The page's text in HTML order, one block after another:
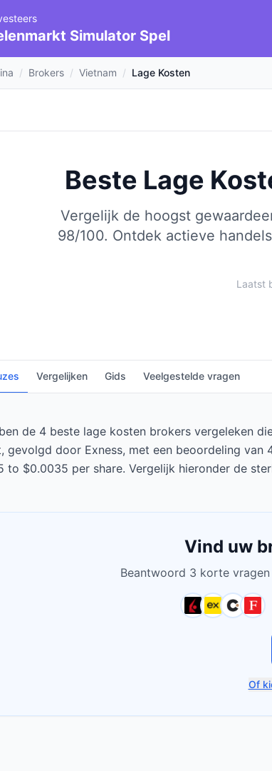
Simulator Spel
/ Brokers / Vietnam / Lage Kosten
Beste Lage
Vergelijk de hoogst
98/100. Ontdek actieve
Laatst
Vergelijken Gids Veelgestelde vragen
de 4 beste lage kosten brokers vergeleken
gevolgd door Exness, met een beoordeling
to $0.0035 per share. Vergelijk hieronder de
Vind uw
Beantwoord 3 korte
Of